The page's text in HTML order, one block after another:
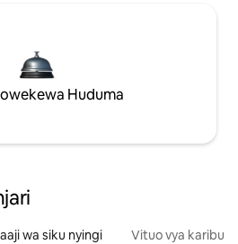
Huduma
wa siku nyingi Vituo vya karibu